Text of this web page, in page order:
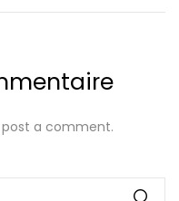
a comment.